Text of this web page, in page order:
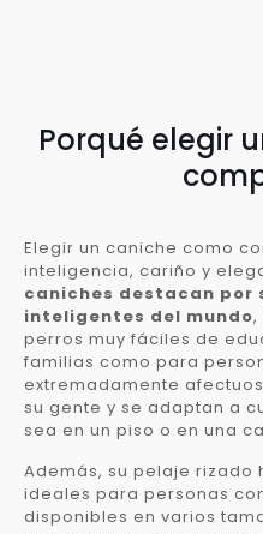
Porqué elegir
Elegir un caniche como
inteligencia, cariño y
caniches destacan por
inteligentes del mundo,
perros muy fáciles de
familias como para
extremadamente
su gente y se adaptan a
sea en un piso o en una
Además, su pelaje
ideales para personas
disponibles en varios